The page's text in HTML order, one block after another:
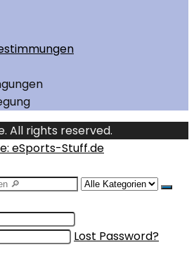
All rights reserved.
Lost Password?